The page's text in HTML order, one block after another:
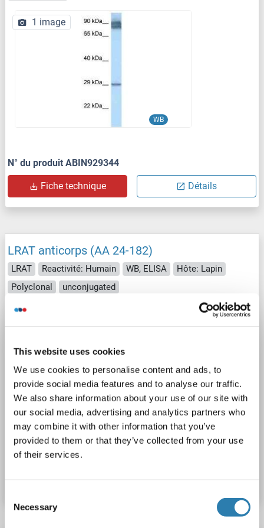
This website uses cookies
We use cookies to personalise content and ads, to
provide social media features and to analyse our traffic.
We also share information about your use of our site with
our social media, advertising and analytics partners who
may combine it with other information that you’ve
provided to them or that they’ve collected from your use
of their services.
Selection
Necessary
WB
1 image
N° du produit ABIN929344
Fiche technique Détails
LRAT anticorps (AA 24-182)
LRAT Reactivité: Humain WB, ELISA
Hôte: Lapin
Polyclonal
unconjugated
WB
N° du produit ABIN7157962
Fiche technique Détails